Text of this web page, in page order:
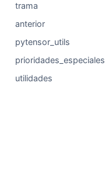
trama
anterior
pytensor_utils
prioridades_especiales
utilidades